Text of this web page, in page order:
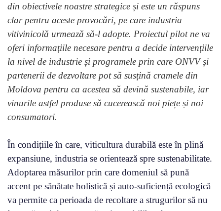
din obiectivele noastre strategice și este un răspuns
clar pentru aceste provocări, pe care industria
vitivinicolă urmează să-l adopte. Proiectul pilot ne va
oferi informațiile necesare pentru a decide intervențiile
la nivel de industrie și programele prin care ONVV și
partenerii de dezvoltare pot să susțină cramele din
Moldova pentru ca acestea să devină sustenabile, iar
vinurile astfel produse să cucerească noi piețe și noi
consumatori.
În condițiile în care, viticultura durabilă este în plină
expansiune, industria se orientează spre sustenabilitate.
Adoptarea măsurilor prin care domeniul să pună
accent pe sănătate holistică și auto-suficiență ecologică
va permite ca perioada de recoltare a strugurilor să nu